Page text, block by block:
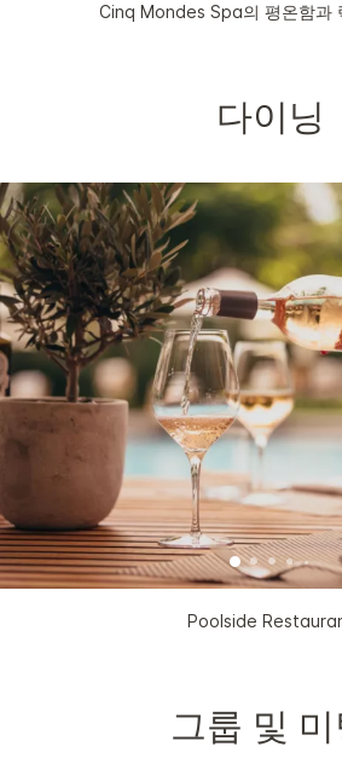
Cinq Mondes Spa의 평온함과
다이닝
Poolside
그룹 및 미